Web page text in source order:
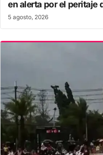
en alerta por el peritaje
5 agosto, 2026